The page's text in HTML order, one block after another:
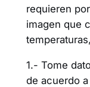
requieren
imagen que
1.- Tome
de acuerdo